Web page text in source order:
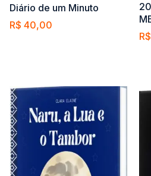
Diário de um Minuto
R$ 40,00
R$